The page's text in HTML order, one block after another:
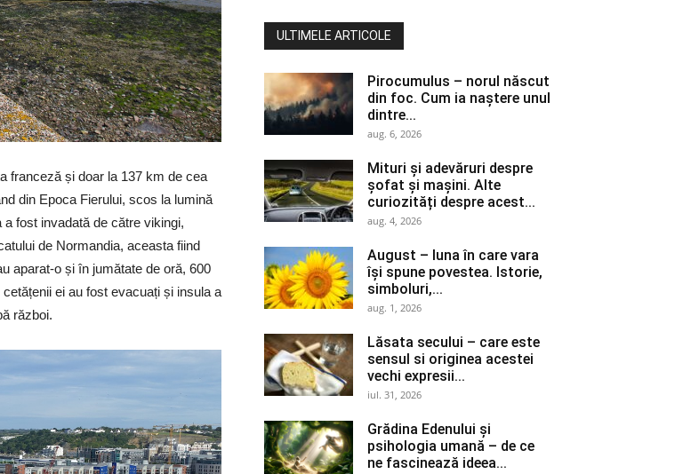
franceză și doar la 137 km de cea
din Epoca Fierului, scos la lumină
fost invadată de către vikingi,
de Normandia, aceasta fiind
aparat-o și în jumătate de oră, 600
ei au fost evacuați și insula a
război.
ULTIMELE ARTICOLE
Pirocumulus – norul născut
din foc. Cum ia naștere unul
dintre...
aug. 6, 2026
Mituri și adevăruri despre
șofat și mașini. Alte
curiozități despre acest...
aug. 4, 2026
August – luna în care vara
își spune povestea. Istorie,
simboluri,...
aug. 1, 2026
Lăsata secului – care este
sensul si originea acestei
vechi expresii...
iul. 31, 2026
Grădina Edenului și
psihologia umană – de ce
ne fascinează ideea...